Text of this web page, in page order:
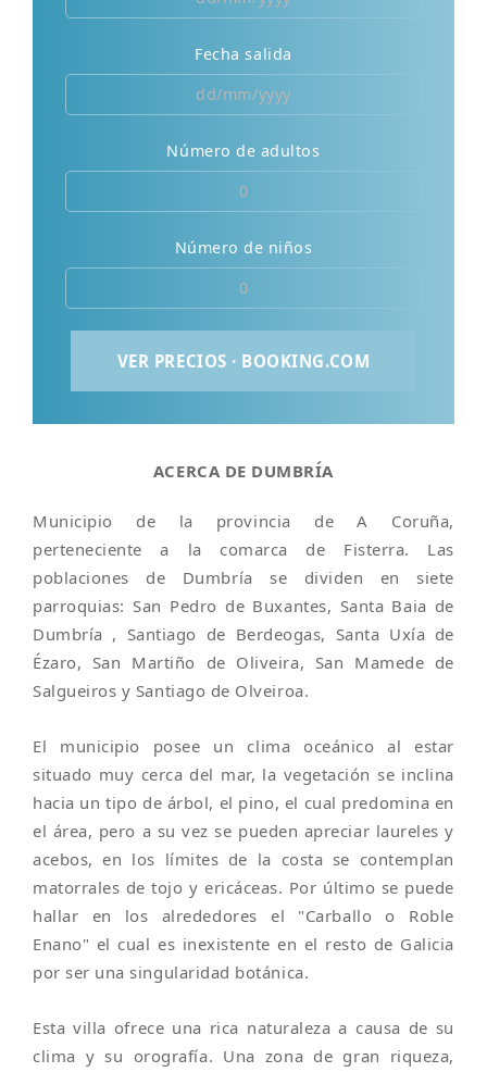
Fecha salida
Número de adultos
Número de niños
ACERCA DE DUMBRÍA
Municipio de la provincia de A Coruña,
perteneciente a la comarca de Fisterra. Las
poblaciones de Dumbría se dividen en siete
parroquias: San Pedro de Buxantes, Santa Baia de
Dumbría , Santiago de Berdeogas, Santa Uxía de
Ézaro, San Martiño de Oliveira, San Mamede de
Salgueiros y Santiago de Olveiroa.
El municipio posee un clima oceánico al estar
situado muy cerca del mar, la vegetación se inclina
hacia un tipo de árbol, el pino, el cual predomina en
el área, pero a su vez se pueden apreciar laureles y
acebos, en los límites de la costa se contemplan
matorrales de tojo y ericáceas. Por último se puede
hallar en los alrededores el "Carballo o Roble
Enano" el cual es inexistente en el resto de Galicia
por ser una singularidad botánica.
Esta villa ofrece una rica naturaleza a causa de su
clima y su orografía. Una zona de gran riqueza,